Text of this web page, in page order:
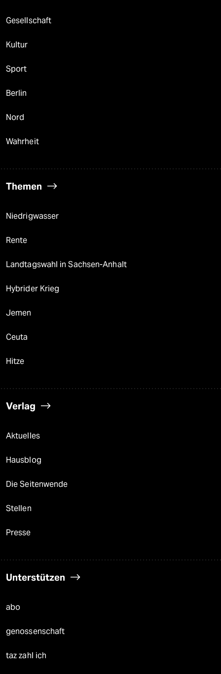
Gesellschaft
Kultur
Sport
Berlin
Nord
Wahrheit
Themen
Niedrigwasser
Rente
Landtagswahl in Sachsen-Anhalt
Hybrider Krieg
Jemen
Ceuta
Hitze
Verlag
Aktuelles
Hausblog
Die Seitenwende
Stellen
Presse
Unterstützen
abo
genossenschaft
taz zahl ich